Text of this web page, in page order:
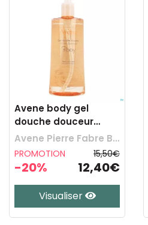
Avene body gel
douche douceur
500ml rempl.3117538 Avene Pierre Fabre Benelux
PROMOTION
-20%
15,50€
12,40€
Visualiser